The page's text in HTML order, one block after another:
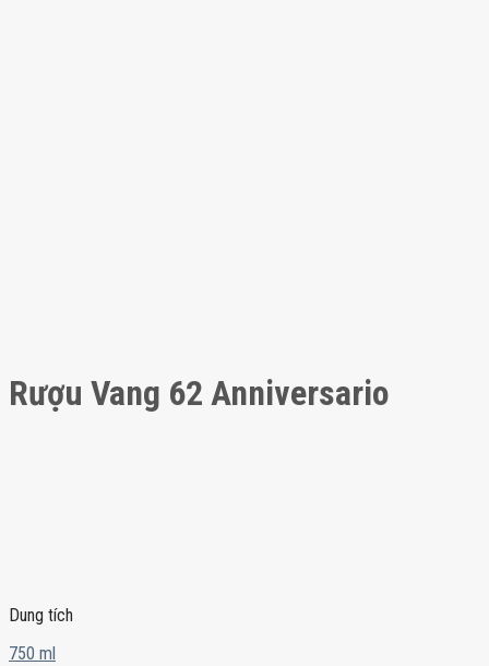
Rượu Vang 62 Anniversario
Dung tích
750 ml